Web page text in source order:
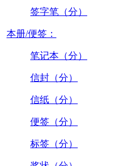
签字笔（分）
本册/便签：
笔记本（分）
信封（分）
信纸（分）
便签（分）
标签（分）